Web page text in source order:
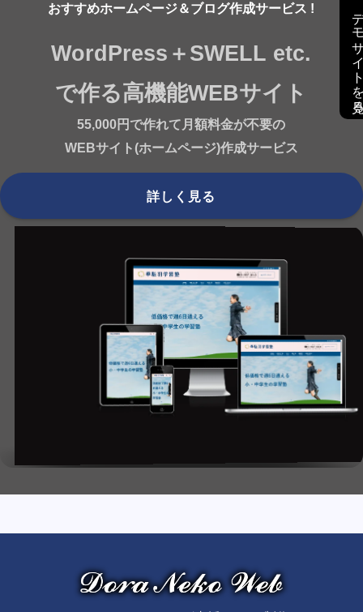
デモサ
おすすめホームページ＆ブログ作成サービス !
WordPress＋SWELL etc.
で作る高機能WEBサイト
55,000円で作れて月額料金が不要の
WEBサイト(ホームページ)作成サービス
詳しく見る